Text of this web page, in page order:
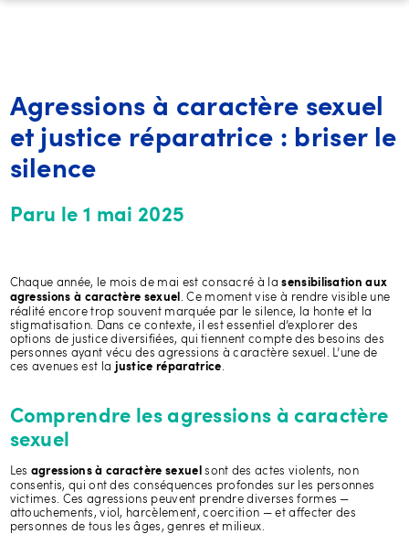
Agressions à caractère sexuel
et justice réparatrice : briser le
silence
Paru le 1 mai 2025
Chaque année, le mois de mai est consacré à lasensibilisation aux
agressions à caractère sexuel . Ce moment vise à rendre visible une
réalité encore trop souvent marquée par le silence, la honte et la
stigmatisation. Dans ce contexte, il est essentiel d’explorer des
options de justice diversifiées, qui tiennent compte des besoins des
personnes ayant vécu des agressions à caractère sexuel. L’une de
ces avenues est la
justice réparatrice.
Comprendre les agressions à caractère
sexuel
Les agressions à caractère sexuelsont des actes violents, non
consentis, qui ont des conséquences profondes sur les personnes
victimes. Ces agressions peuvent prendre diverses formes —
attouchements, viol, harcèlement, coercition — et affecter des
personnes de tous les âges, genres et milieux.